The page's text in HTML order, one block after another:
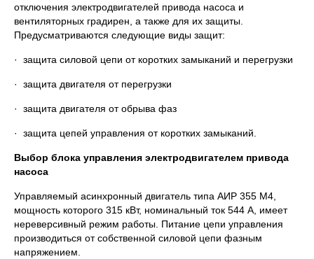
отключения электродвигателей привода насоса и
вентиляторных градирен, а также для их защиты.
Предусматриваются следующие виды защит:
· защита силовой цепи от коротких замыканий и перегрузки
· защита двигателя от перегрузки
· защита двигателя от обрыва фаз
· защита цепей управления от коротких замыканий.
Выбор блока управления электродвигателем привода
насоса
Управляемый асинхронный двигатель типа АИР 355 М4,
мощность которого 315 кВт, номинальный ток 544 А, имеет
нереверсивный режим работы. Питание цепи управления
производиться от собственной силовой цепи фазным
напряжением.